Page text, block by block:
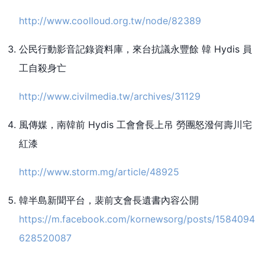
http://www.coolloud.org.tw/node/82389
公民行動影音記錄資料庫，來台抗議永豐餘 韓 Hydis 員
工自殺身亡
http://www.civilmedia.tw/archives/31129
風傳媒，南韓前 Hydis 工會會長上吊 勞團怒潑何壽川宅
紅漆
http://www.storm.mg/article/48925
韓半島新聞平台，裴前支會長遺書內容公開
https://m.facebook.com/kornewsorg/posts/1584094
628520087